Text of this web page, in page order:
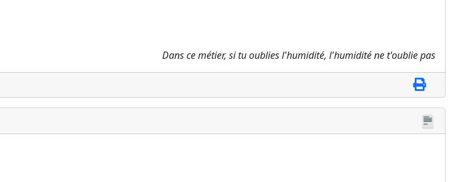
Dans ce métier, si tu oublies l'humidité, l'humidité ne t'oublie pas